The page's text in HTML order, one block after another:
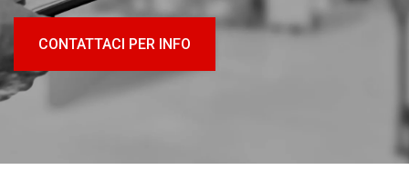
CONTATTACI PER INFO